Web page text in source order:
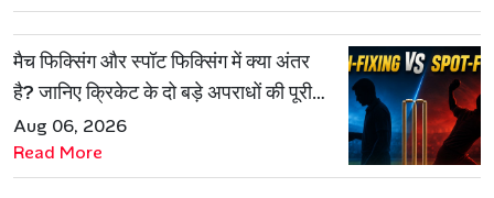
मैच फिक्सिंग और स्पॉट फिक्सिंग में क्या अंतर
है? जानिए क्रिकेट के दो बड़े अपराधों की पूरी
कहानी
Aug 06, 2026
Read More